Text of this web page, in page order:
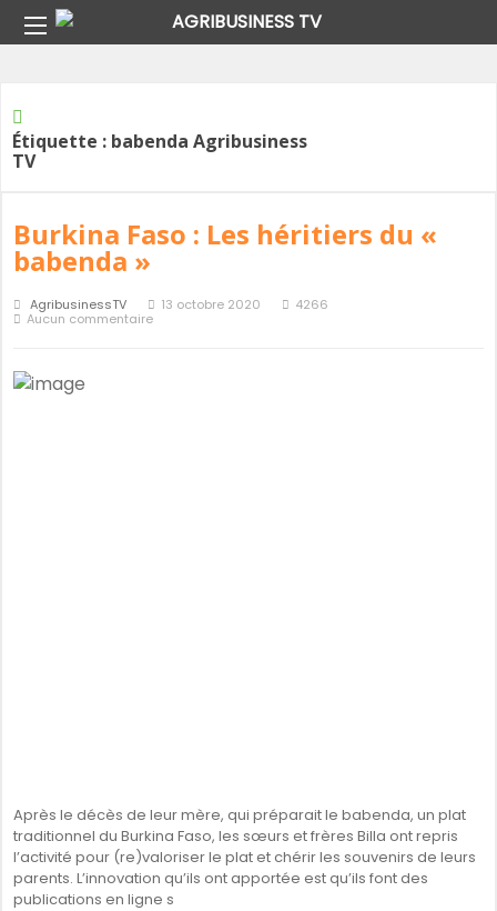
Étiquette :babenda Agribusiness TV
Étiquette : babenda Agribusiness
TV
Burkina Faso : Les héritiers du «
babenda »
AgribusinessTV 13 octobre 2020
4266
Aucun commentaire
Après le décès de leur mère, qui préparait le babenda, un plat
traditionnel du Burkina Faso, les sœurs et frères Billa ont repris
l’activité pour (re)valoriser le plat et chérir les souvenirs de leurs
parents. L’innovation qu’ils ont apportée est qu’ils font des
publications en ligne s